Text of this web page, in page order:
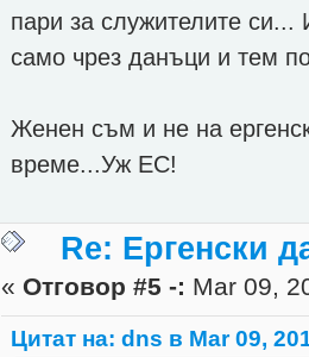
пари за служителите
само чрез данъци и тем
Женен съм и не на
време...Уж ЕС!
Re: Ергенски
« Отговор #5 -: Mar 09,
Цитат на: dns в Mar 09,